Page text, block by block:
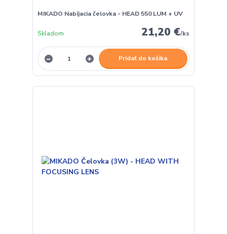
MIKADO Nabíjacia čelovka - HEAD 550 LUM + UV
21,20 €/ks
Skladom
Pridať do košíka